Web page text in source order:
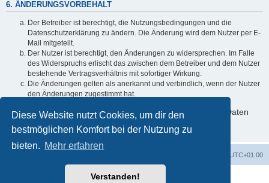
Diese Website nutzt Cookies, um dir den
bestmöglichen Komfort bei der Nutzung zu
bieten. Mehr erfahren
Verstanden!
6. ÄNDERUNGSVORBEHALT
Der Betreiber ist berechtigt, die Nutzungsbedingungen und die
Datenschutzerklärung zu ändern. Die Änderung wird dem Nutzer per E-
Mail mitgeteilt.
Der Nutzer ist berechtigt, den Änderungen zu widersprechen. Im Falle
des Widerspruchs erlischt das zwischen dem Betreiber und dem Nutzer
bestehende Vertragsverhältnis mit sofortiger Wirkung.
Die Änderungen gelten als anerkannt und verbindlich, wenn der Nutzer
den Änderungen zugestimmt hat.
Informationen über den Umgang mit deinen persönlichen Daten
sind in der Datenschutzerklärung enthalten.
UTC+01:00
Powered byphpBB® Forum Software © phpBB Limited